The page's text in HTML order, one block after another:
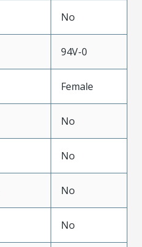
No
94V-0
Female
No
No
No
No